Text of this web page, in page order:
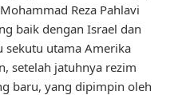
Reza Pahlavi
baik dengan Israel dan
sekutu utama Amerika
setelah jatuhnya rezim
baru, yang dipimpin oleh